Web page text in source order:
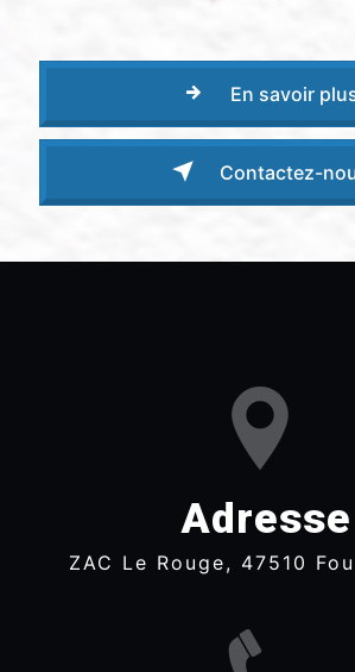
En savoir
Contactez-
Adresse
ZAC Le Rouge, 47510